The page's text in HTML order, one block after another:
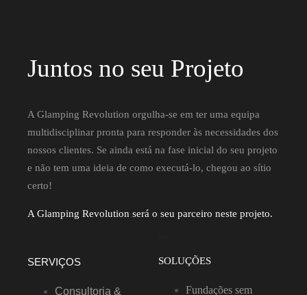
Juntos no seu Projeto
A Glamping Revolution orgulha-se em ter uma equipa
multidisciplinar pronta para responder às necessidades dos
nossos clientes. Se ainda está na fase inicial do seu projeto
e não tem uma ideia de como executá-lo, chegou ao sítio
certo!
A Glamping Revolution será o seu parceiro neste projeto.
SERVIÇOS
Consultoria &
SOLUÇÕES
Fundações sem